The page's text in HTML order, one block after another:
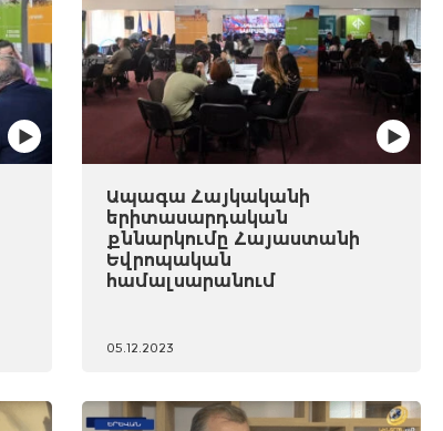
Ապագա Հայկականի
երիտասարդական
քննարկումը Հայաստանի
Եվրոպական
համալսարանում
05.12.2023